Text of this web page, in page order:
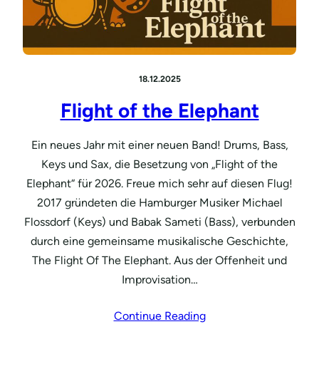
18.12.2025
Flight of the Elephant
Ein neues Jahr mit einer neuen Band! Drums, Bass,
Keys und Sax, die Besetzung von „Flight of the
Elephant“ für 2026. Freue mich sehr auf diesen Flug!
2017 gründeten die Hamburger Musiker Michael
Flossdorf (Keys) und Babak Sameti (Bass), verbunden
durch eine gemeinsame musikalische Geschichte,
The Flight Of The Elephant. Aus der Offenheit und
Improvisation…
Continue Reading